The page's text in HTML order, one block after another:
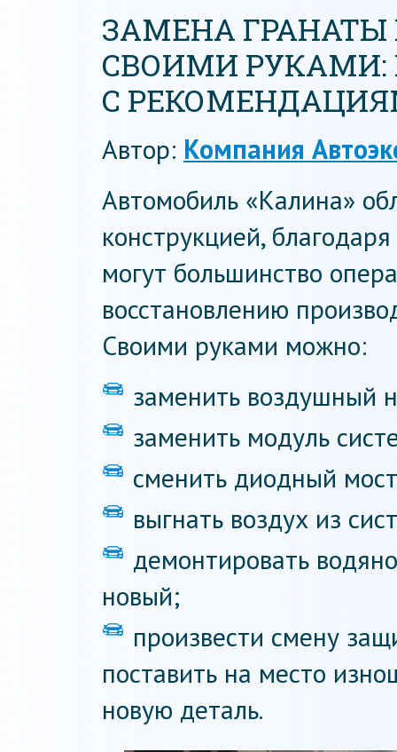
ЗАМЕНА
СВОИМИ РУКАМИ:
С
Автор: Компания
Автомобиль «Калина»
конструкцией,
могут большинство
восстановлению
Своими руками можно:
заменить воздушный
заменить модуль
сменить диодный
выгнать воздух из
демонтировать
новый;
произвести смену
поставить на место
новую деталь.